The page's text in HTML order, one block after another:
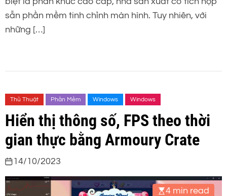
sẵn phần mềm tinh chỉnh màn hình. Tuy nhiên, với
những […]
Thủ Thuật Phần Mềm Windows Windows
Hiển thị thông số, FPS theo thời
gian thực bằng Armoury Crate
14/10/2023
4 min read